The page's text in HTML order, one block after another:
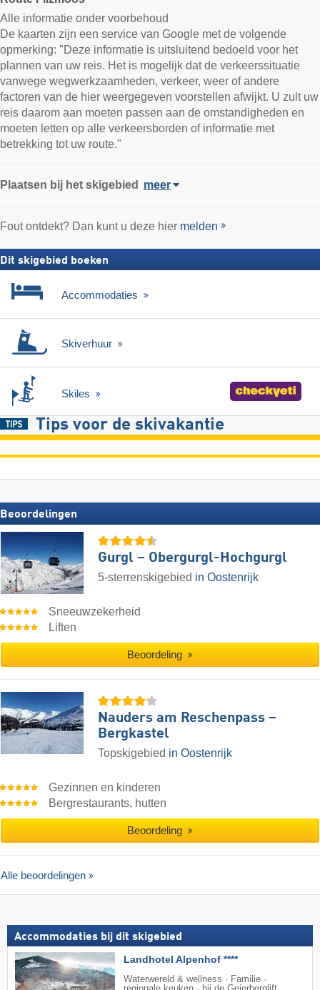
Alle informatie onder voorbehoud
De kaarten zijn een service van Google met de volgende
opmerking: "Deze informatie is uitsluitend bedoeld voor het
plannen van uw reis. Het is mogelijk dat de verkeerssituatie
vanwege wegwerkzaamheden, verkeer, weer of andere
factoren van de hier weergegeven voorstellen afwijkt. U zult uw
reis daarom aan moeten passen aan de omstandigheden en
moeten letten op alle verkeersborden of informatie met
betrekking tot uw route."
Plaatsen bij het skigebied meer
Fout ontdekt? Dan kunt u deze hier melden
Dit skigebied boeken
Accommodaties
Skiverhuur
Skiles
Tips voor de skivakantie
Beoordelingen
Gurgl – Obergurgl-Hochgurgl
5-sterrenskigebied in Oostenrijk
Sneeuwzekerheid
Liften
Beoordeling
Nauders am Reschenpass –
Bergkastel
Topskigebied in Oostenrijk
Gezinnen en kinderen
Bergrestaurants, hutten
Beoordeling
Alle beoordelingen
Accommodaties bij dit skigebied
Landhotel Alpenhof ****
Waterwereld & wellness · Familie ·